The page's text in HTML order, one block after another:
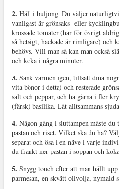
2. Häll i buljong. Du väljer
vanligast är grönsaks- eller
krossade tomater (har för övrigt
så hetsigt, hackade är rimligare) och
behövs. Vill man så kan man också
och koka i några minuter.
3. Sänk värmen igen, tillsätt dina
vita bönor i detta) och resterade
salt och peppar, och ha gärna i fler
(färsk) basilika. Låt alltsammans
4. Någon gång i sluttampen måste
pastan och riset. Vilket ska du ha?
separat och ösa i en näve i varje
du frankt ner pastan i soppan och
5. Snygg touch efter att man hällt
parmesan, en skvätt olivolja, nymald